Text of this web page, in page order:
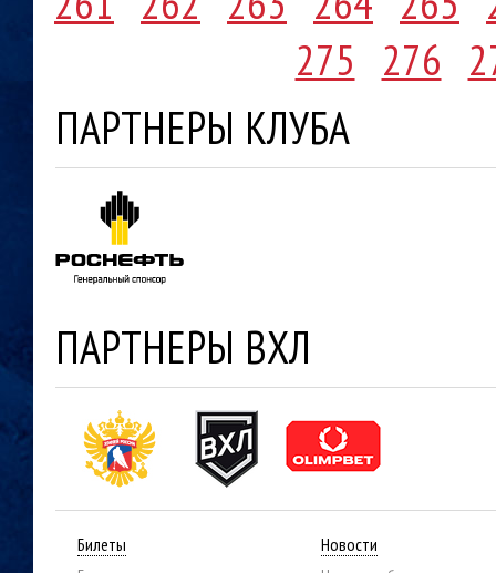
275 276
ПАРТНЕРЫ КЛУБА
ПАРТНЕРЫ ВХЛ
Билеты Новости